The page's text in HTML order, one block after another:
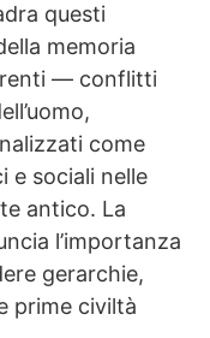
questi
memoria
— conflitti
come
e sociali nelle
antico. La
l’importanza
gerarchie,
prime civiltà